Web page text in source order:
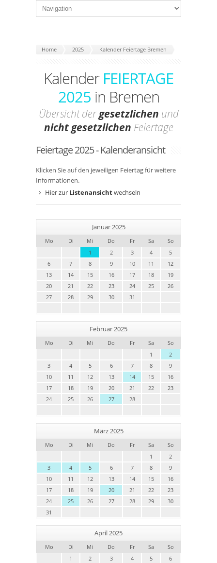
Home 2025 Kalender Feiertage Bremen
Kalender FEIERTAGE
2025 in Bremen
Übersicht dergesetzlichen und
nicht gesetzlichen Feiertage
Feiertage 2025 - Kalenderansicht
Klicken Sie auf den jeweiligen Feiertag für weitere
Informationen.
Hier zur Listenansichtwechseln
Januar 2025
Mo Di Mi Do Fr Sa
So
1
2 3 4
5
6
7 8 9 10 11
12
13
14 15 16 17 18
19
20
21 22 23 24 25
26
27
28 29 30 31
Februar 2025
Mo Di Mi Do Fr Sa
So
1
2
3
4 5 6 7 8
9
10
11 12 13 14 15
16
17
18 19 20 21 22
23
24
25 26 27 28
März 2025
Mo Di Mi Do Fr Sa
So
1
2
3
4 5 6 7 8
9
10
11 12 13 14 15
16
17
18 19 20 21 22
23
24
25 26 27 28 29
30
31
April 2025
Mo Di Mi Do Fr Sa
So
1
2 3 4 5
6